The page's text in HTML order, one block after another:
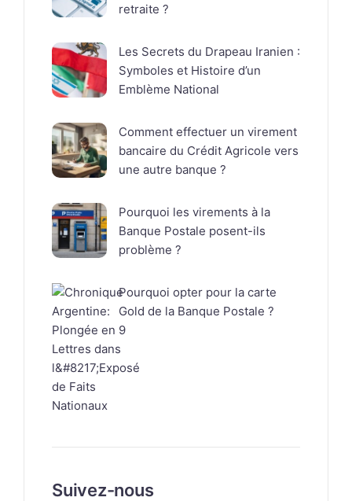
retraite ?
Les Secrets du Drapeau Iranien :
Symboles et Histoire d’un
Emblème National
Comment effectuer un virement
bancaire du Crédit Agricole vers
une autre banque ?
Pourquoi les virements à la
Banque Postale posent-ils
problème ?
Pourquoi opter pour la carte
Gold de la Banque Postale ?
Suivez-nous